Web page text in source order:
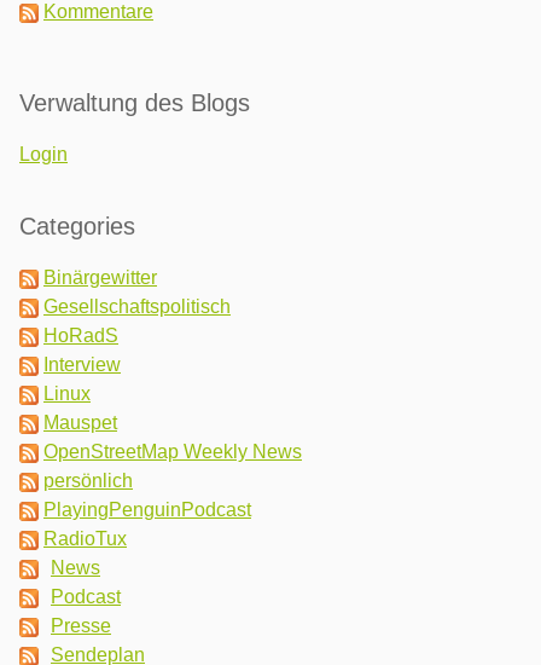
Kommentare
Verwaltung des Blogs
Login
Categories
Binärgewitter
Gesellschaftspolitisch
HoRadS
Interview
Linux
Mauspet
OpenStreetMap Weekly News
persönlich
PlayingPenguinPodcast
RadioTux
News
Podcast
Presse
Sendeplan